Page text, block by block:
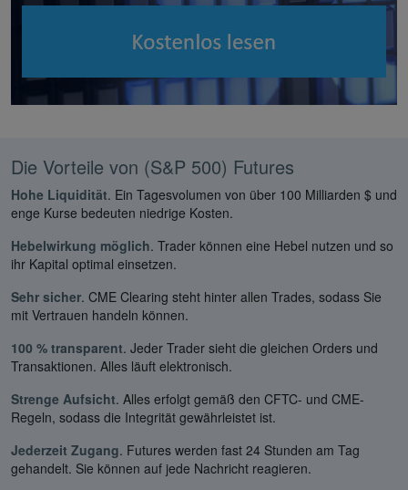
Die Vorteile von (S&P 500) Futures
Hohe Liquidität. Ein Tagesvolumen von über 100 Milliarden $ und
enge Kurse bedeuten niedrige Kosten.
Hebelwirkung möglich. Trader können eine Hebel nutzen und so
ihr Kapital optimal einsetzen.
Sehr sicher. CME Clearing steht hinter allen Trades, sodass Sie
mit Vertrauen handeln können.
100 % transparent. Jeder Trader sieht die gleichen Orders und
Transaktionen. Alles läuft elektronisch.
Strenge Aufsicht. Alles erfolgt gemäß den CFTC- und CME-
Regeln, sodass die Integrität gewährleistet ist.
Jederzeit Zugang. Futures werden fast 24 Stunden am Tag
gehandelt. Sie können auf jede Nachricht reagieren.